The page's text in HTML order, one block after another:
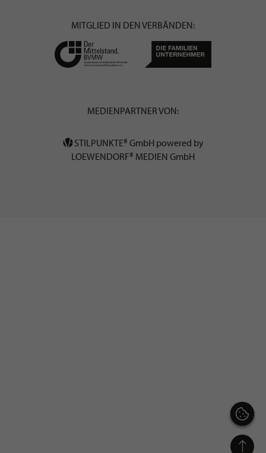
MITGLIED IN DEN VERBÄNDEN:
MEDIENPARTNER VON:
STILPUNKTE® GmbH powered by
LOEWENDORF® MEDIEN GmbH